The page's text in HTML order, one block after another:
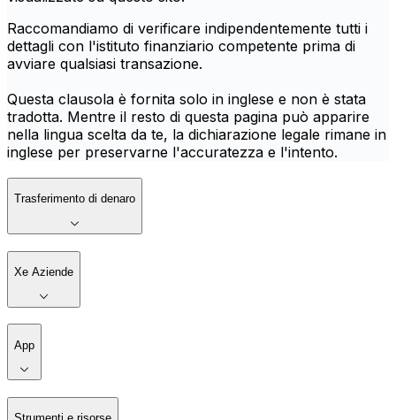
Raccomandiamo di verificare indipendentemente tutti i
dettagli con l'istituto finanziario competente prima di
avviare qualsiasi transazione.
Questa clausola è fornita solo in inglese e non è stata
tradotta. Mentre il resto di questa pagina può apparire
nella lingua scelta da te, la dichiarazione legale rimane in
inglese per preservarne l'accuratezza e l'intento.
Trasferimento di denaro
Xe Aziende
App